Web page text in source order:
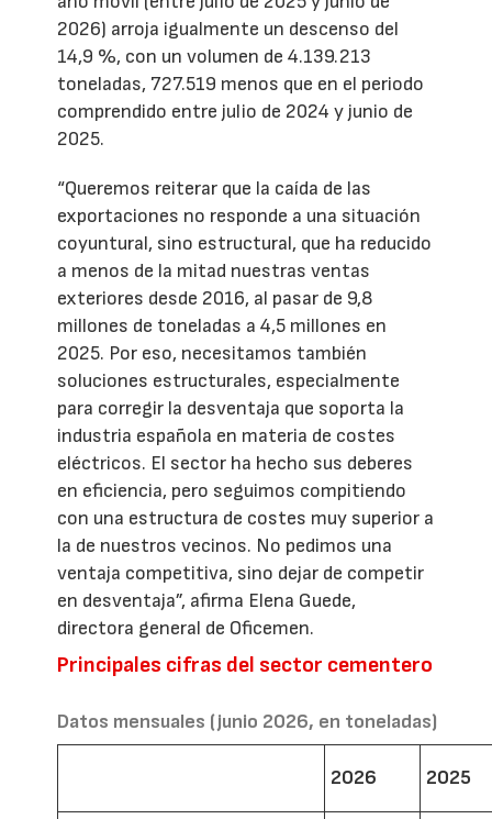
2026) arroja igualmente un descenso del
14,9 %, con un volumen de 4.139.213
toneladas, 727.519 menos que en el periodo
comprendido entre julio de 2024 y junio de
2025.
“Queremos reiterar que la caída de las
exportaciones no responde a una situación
coyuntural, sino estructural, que ha reducido
a menos de la mitad nuestras ventas
exteriores desde 2016, al pasar de 9,8
millones de toneladas a 4,5 millones en
2025. Por eso, necesitamos también
soluciones estructurales, especialmente
para corregir la desventaja que soporta la
industria española en materia de costes
eléctricos. El sector ha hecho sus deberes
en eficiencia, pero seguimos compitiendo
con una estructura de costes muy superior a
la de nuestros vecinos. No pedimos una
ventaja competitiva, sino dejar de competir
en desventaja”, afirma Elena Guede,
directora general de Oficemen.
Principales cifras del sector cementero
Datos mensuales (junio 2026, en toneladas)
2026 2025